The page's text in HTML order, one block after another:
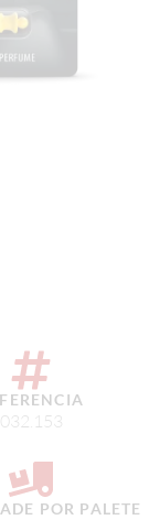
032.153
POR PALETE